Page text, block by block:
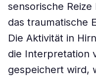
sensorische
das traumatische
Die Aktivität in
die Interpretation
gespeichert wird,